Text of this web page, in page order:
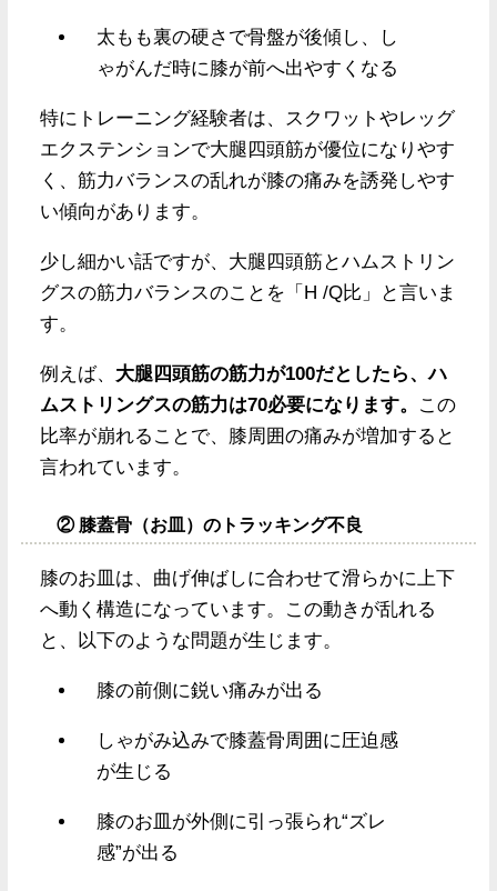
太もも裏の硬さで骨盤が後傾し、し
ゃがんだ時に膝が前へ出やすくなる
特にトレーニング経験者は、スクワットやレッグ
エクステンションで大腿四頭筋が優位になりやす
く、筋力バランスの乱れが膝の痛みを誘発しやす
い傾向があります。
少し細かい話ですが、大腿四頭筋とハムストリン
グスの筋力バランスのことを「H /Q比」と言いま
す。
例えば、 大腿四頭筋の筋力が100だとしたら、ハ
ムストリングスの筋力は70必要になります。
この
比率が崩れることで、膝周囲の痛みが増加すると
言われています。
② 膝蓋骨（お皿）のトラッキング不良
膝のお皿は、曲げ伸ばしに合わせて滑らかに上下
へ動く構造になっています。この動きが乱れる
と、以下のような問題が生じます。
膝の前側に鋭い痛みが出る
しゃがみ込みで膝蓋骨周囲に圧迫感
が生じる
膝のお皿が外側に引っ張られ“ズレ
感”が出る